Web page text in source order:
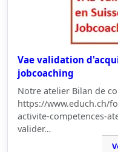
Vae validation
jobcoaching
Notre atelier Bilan de
https://www.educh.ch/
activite-competences-
valider…